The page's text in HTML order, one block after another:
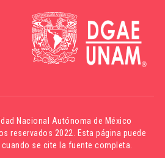
Nacional Autónoma de México
reservados 2022. Esta página puede
se cite la fuente completa.